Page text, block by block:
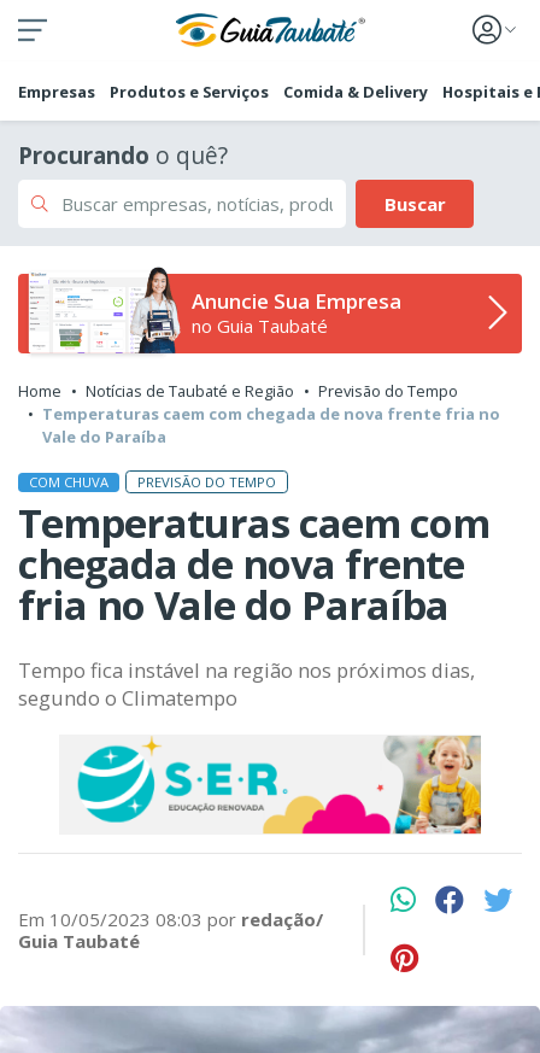
Empresas Produtos e Serviços Comida & Delivery Hospitais e
Procurando o quê?
Buscar
Anuncie Sua Empresa
no Guia Taubaté
Home Notícias de Taubaté e Região
Previsão do Tempo
Temperaturas caem com chegada de nova frente fria no
Vale do Paraíba
COM CHUVA PREVISÃO DO TEMPO
Temperaturas caem com
chegada de nova frente
fria no Vale do Paraíba
Tempo fica instável na região nos próximos dias,
segundo o Climatempo
Em 10/05/2023 08:03 por redação/
Guia Taubaté